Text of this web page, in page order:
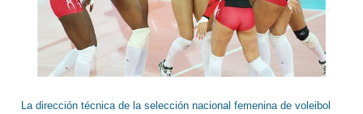
La dirección técnica de la selección nacional femenina de voleibol